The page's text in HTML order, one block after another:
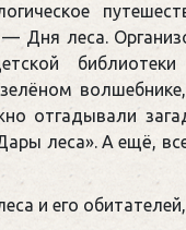
Дня леса.
отгадывали
леса». А ещё,
и его